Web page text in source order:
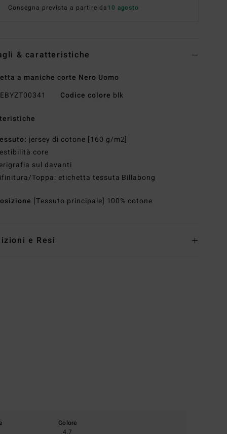
Consegna prevista a partire da10 agosto
& caratteristiche
a maniche corte Nero Uomo
EBYZT00341 Codice colore blk
jersey di cotone [160 g/m2]
core
sul davanti
Toppa: etichetta tessuta Billabong
[Tessuto principale] 100% cotone
e Resi
Colore
4.7